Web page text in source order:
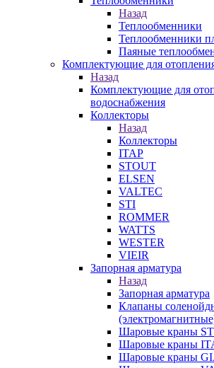
Назад
Теплообменники
Теплообменники
Паяные
Комплектующие для
Назад
Комплектующие для
водоснабжения
Коллекторы
Назад
Коллекторы
ITAP
STOUT
ELSEN
VALTEC
STI
ROMMER
WATTS
WESTER
VIEIR
Запорная арматура
Назад
Запорная арматура
Клапаны
Шаровые краны
Шаровые краны
Шаровые краны